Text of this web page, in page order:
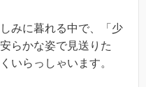
みに暮れる中で、「少
らかな姿で見送りた
いらっしゃいます。